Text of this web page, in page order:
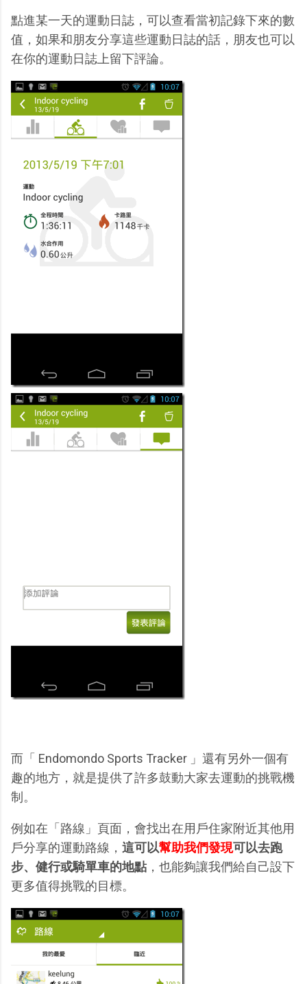
點進某一天的運動日誌，可以查看當初記錄下來的數
值，如果和朋友分享這些運動日誌的話，朋友也可以
在你的運動日誌上留下評論。
而「 Endomondo Sports Tracker 」還有另外一個有
趣的地方，就是提供了許多鼓動大家去運動的挑戰機
制。
例如在「路線」頁面，會找出在用戶住家附近其他用
戶分享的運動路線， 這可以幫助我們發現可以去跑
步、健行或騎單車的地點 ，也能夠讓我們給自己設下
更多值得挑戰的目標。